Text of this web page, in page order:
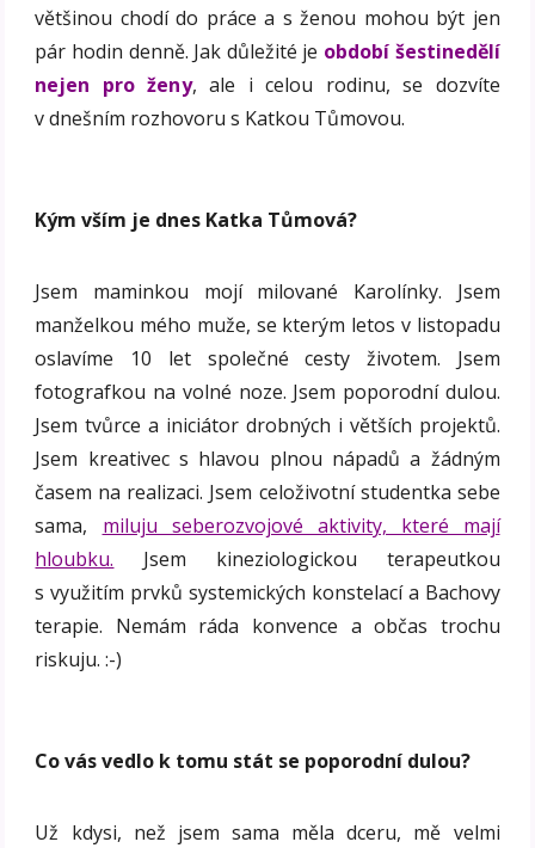
většinou chodí do práce a s ženou mohou být jen
pár hodin denně. Jak důležité je období šestinedělí
nejen pro ženy, ale i celou rodinu, se dozvíte
v dnešním rozhovoru s Katkou Tůmovou.
Kým vším je dnes Katka Tůmová?
Jsem maminkou mojí milované Karolínky. Jsem
manželkou mého muže, se kterým letos v listopadu
oslavíme 10 let společné cesty životem. Jsem
fotografkou na volné noze. Jsem poporodní dulou.
Jsem tvůrce a iniciátor drobných i větších projektů.
Jsem kreativec s hlavou plnou nápadů a žádným
časem na realizaci. Jsem celoživotní studentka sebe
sama, miluju seberozvojové aktivity, které mají
hloubku. Jsem kineziologickou terapeutkou
s využitím prvků systemických konstelací a Bachovy
terapie. Nemám ráda konvence a občas trochu
riskuju. :-)
Co vás vedlo k tomu stát se poporodní dulou?
Už kdysi, než jsem sama měla dceru, mě velmi